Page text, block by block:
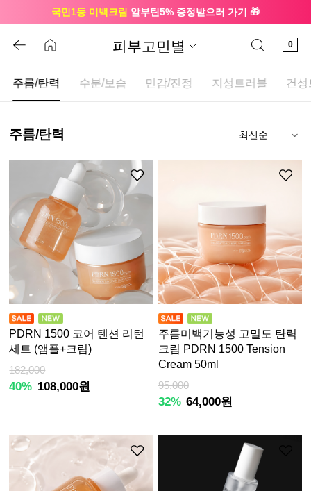
국민1등 미백크림 알부틴5% 증정받으러 가기 🎁
0
피부고민별
주름/탄력 수분/보습 민감/진정 지성트러블 건
주름/탄력
PDRN 1500 코어 텐션 리턴
세트 (앰플+크림)
182,000
40% 108,000원
주름미백기능성 고밀도 탄력
크림 PDRN 1500 Tension
Cream 50ml
95,000
32% 64,000원